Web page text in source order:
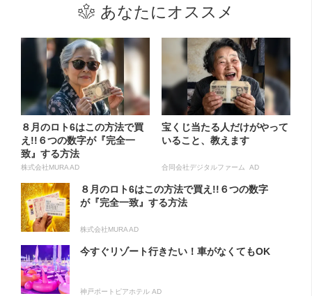
あなたにオススメ
８月のロト6はこの方法で買
え!!６つの数字が『完全一
致』する方法
株式会社MURA AD
宝くじ当たる人だけがやって
いること、教えます
合同会社デジタルファーム AD
８月のロト6はこの方法で買え!!６つの数字
が『完全一致』する方法
株式会社MURA AD
今すぐリゾート行きたい！車がなくてもOK
神戸ポートピアホテル AD